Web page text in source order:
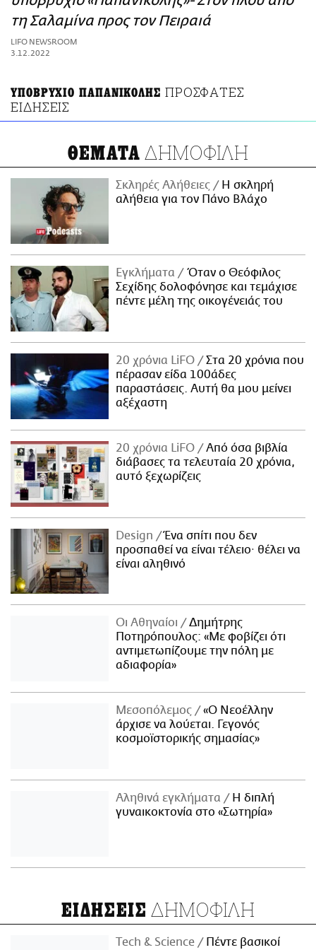
ΑΜΠΑ
PRINT
τη Σαλαμίνα προς τον Πειραιά
LIFO NEWSROOM
3.12.2022
ΥΠΟΒΡΥΧΙΟ ΠΑΠΑΝΙΚΟΛΗΣ ΠΡΟΣΦΑΤΕΣ
ΕΙΔΗΣΕΙΣ
ΘΕΜΑΤΑ ΔΗΜΟΦΙΛΗ
Σκληρές Αλήθειες
H σκληρή
αλήθεια για τον Πάνο Βλάχο
Εγκλήματα
Όταν ο Θεόφιλος
Σεχίδης δολοφόνησε και τεμάχισε
πέντε μέλη της οικογένειάς του
20 χρόνια LiFO
Στα 20 χρόνια που
πέρασαν είδα 100άδες
παραστάσεις. Αυτή θα μου μείνει
αξέχαστη
20 χρόνια LiFO
Από όσα βιβλία
διάβασες τα τελευταία 20 χρόνια,
αυτό ξεχωρίζεις
Design
Ένα σπίτι που δεν
προσπαθεί να είναι τέλειο· θέλει να
είναι αληθινό
Οι Αθηναίοι
Δημήτρης
Ποτηρόπουλος: «Με φοβίζει ότι
αντιμετωπίζουμε την πόλη με
αδιαφορία»
Μεσοπόλεμος
«Ο Νεοέλλην
άρχισε να λούεται. Γεγονός
κοσμοϊστορικής σημασίας»
Αληθινά εγκλήματα
Η διπλή
γυναικοκτονία στο «Σωτηρία»
ΕΙΔΗΣΕΙΣ ΔΗΜΟΦΙΛΗ
Τech & Science Πέντε βασικοί